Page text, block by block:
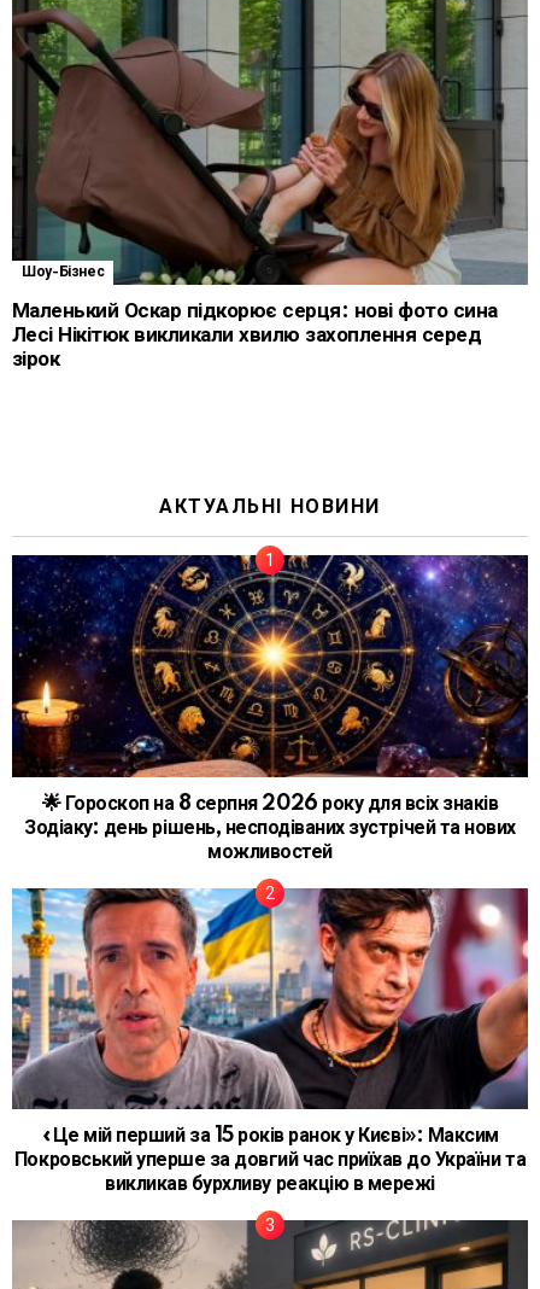
Шоу-Бізнес
Маленький Оскар підкорює серця: нові фото сина
Лесі Нікітюк викликали хвилю захоплення серед
зірок
АКТУАЛЬНІ НОВИНИ
🌟 Гороскоп на 8 серпня 2026 року для всіх знаків
Зодіаку: день рішень, несподіваних зустрічей та нових
можливостей
«Це мій перший за 15 років ранок у Києві»: Максим
Покровський уперше за довгий час приїхав до України та
викликав бурхливу реакцію в мережі